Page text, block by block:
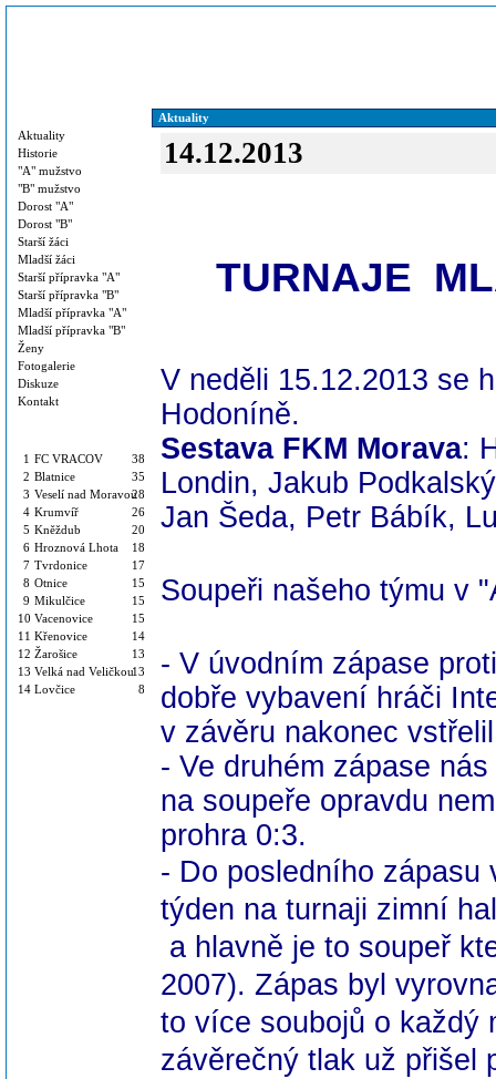
Aktuality
Historie
"A" mužstvo
"B" mužstvo
Dorost "A"
Dorost "B"
Starší žáci
Mladší žáci
Starší přípravka "A"
Starší přípravka "B"
Mladší přípravka "A"
Mladší přípravka "B"
Ženy
Fotogalerie
Diskuze
Kontakt
1 FC VRACOV
38
2 Blatnice
35
3 Veselí nad Moravou28
4 Krumvíř
26
5 Kněždub
20
6 Hroznová Lhota
18
7 Tvrdonice
17
8 Otnice
15
9 Mikulčice
15
10 Vacenovice
15
11 Křenovice
14
12 Žarošice
13
13 Velká nad Veličkou13
14 Lovčice 8
Aktuality
14.12.2013
TURNAJE
V neděli 15.12.2013 se
Hodoníně.
Sestava FKM Morava:
Londin, Jakub
Jan Šeda, Petr Bábík,
Soupeři našeho týmu v
- V úvodním zápase
dobře vybavení hráči
v závěru nakonec
- Ve druhém zápase
na soupeře opravdu
prohra 0:3.
- Do posledního zápasu
týden na turnaji zimní
a hlavně je to soupeř
2007). Zápas byl
to více soubojů o každý
závěrečný tlak už přišel